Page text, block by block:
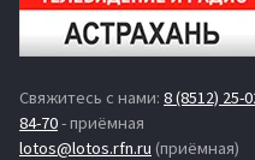
Свяжитесь с нами: 8 (8512) 25-
84-70- приёмная
lotos@lotos.rfn.ru (приёмная)